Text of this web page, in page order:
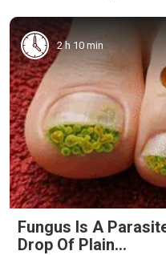
2 h 10 min
Fungus Is A
Drop Of Plain...